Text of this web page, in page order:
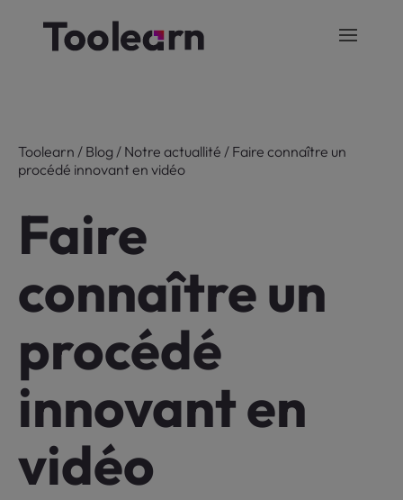
Toolearn / Blog / Notre actuallité / Faire connaître un
procédé innovant en vidéo
Faire
connaître un
procédé
innovant en
vidéo